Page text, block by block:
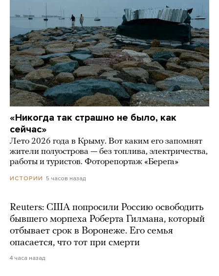
«Никогда так страшно не было, как
сейчас»
Лето 2026 года в Крыму. Вот каким его запомнят
жители полуострова — без топлива, электричества,
работы и туристов. Фоторепортаж «Берега»
ИСТОРИИ 5 часов назад
Reuters: США попросили Россию освободить
бывшего морпеха Роберта Гилмана, который
отбывает срок в Воронеже. Его семья
опасается, что тот при смерти
4 часа назад